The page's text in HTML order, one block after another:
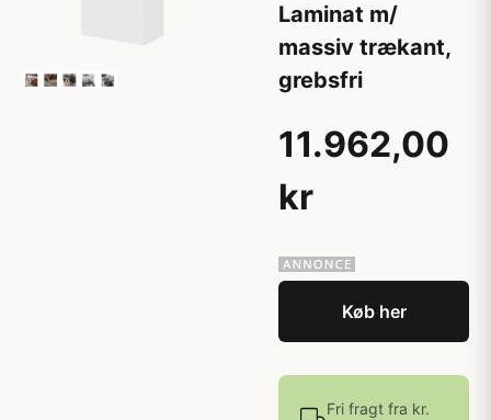
Laminat m/
massiv trækant,
grebsfri
11.962,00
kr
Køb her
Fri fragt fra kr.